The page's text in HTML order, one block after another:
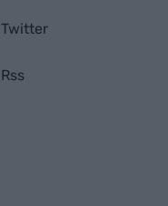
Twitter
Rss